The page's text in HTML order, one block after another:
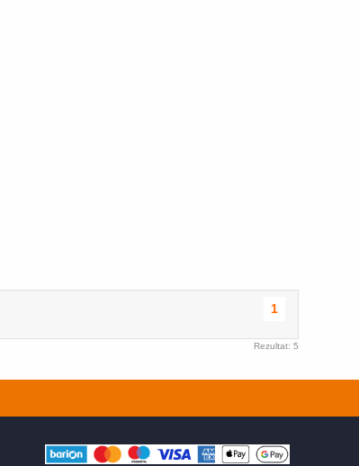
1
Rezultat: 5